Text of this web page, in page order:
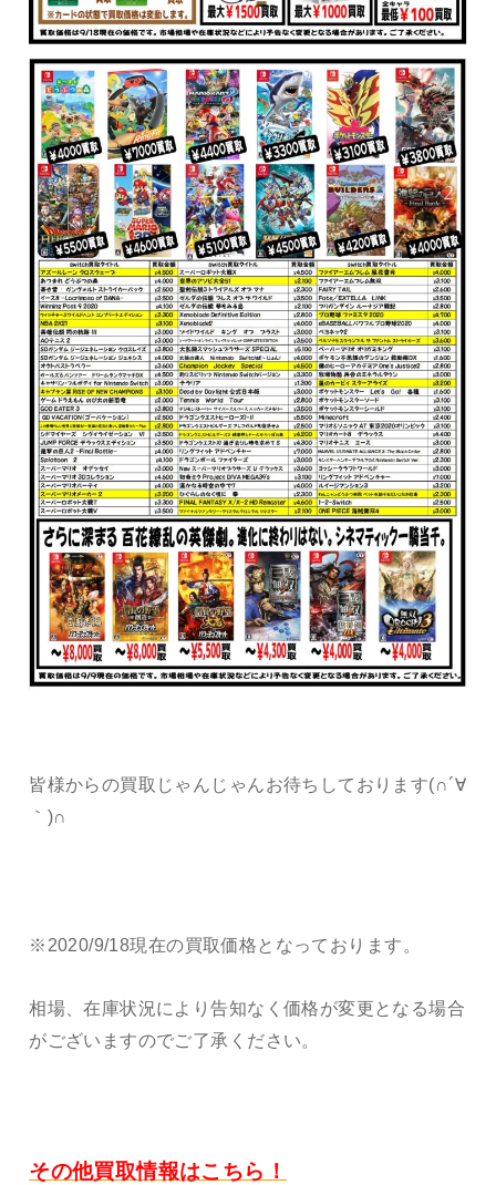
皆様からの買取じゃんじゃんお待ちしております(∩´∀
｀)∩
※2020/9/18現在の買取価格となっております。
相場、在庫状況により告知なく価格が変更となる場合
がございますのでご了承ください。
その他買取情報はこちら！